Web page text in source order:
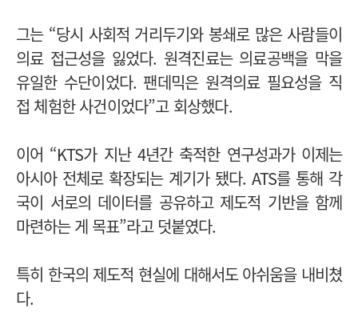
그는 “당시 사회적 거리두기와 봉쇄로 많은 사람들이
의료 접근성을 잃었다. 원격진료는 의료공백을 막을
유일한 수단이었다. 팬데믹은 원격의료 필요성을 직
접 체험한 사건이었다”고 회상했다.
이어 “KTS가 지난 4년간 축적한 연구성과가 이제는
아시아 전체로 확장되는 계기가 됐다. ATS를 통해 각
국이 서로의 데이터를 공유하고 제도적 기반을 함께
마련하는 게 목표”라고 덧붙였다.
특히 한국의 제도적 현실에 대해서도 아쉬움을 내비쳤
다.